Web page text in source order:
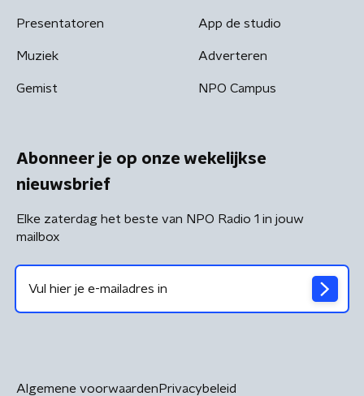
Presentatoren
Muziek
Gemist
App de studio
Adverteren
NPO Campus
Abonneer je op onze wekelijkse
nieuwsbrief
Elke zaterdag het beste van NPO Radio 1 in jouw
mailbox
Algemene voorwaarden Privacybeleid